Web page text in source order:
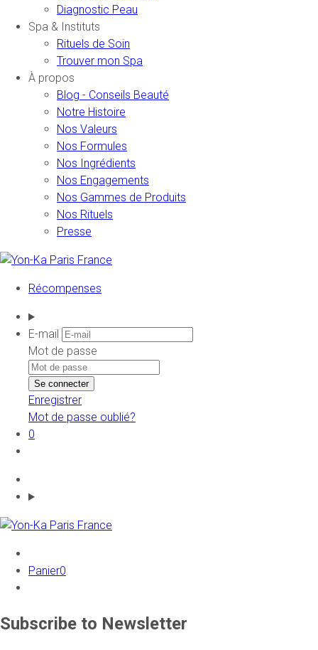
Diagnostic Peau
Spa & Instituts
Rituels de Soin
Trouver mon Spa
À propos
Blog - Conseils Beauté
Notre Histoire
Nos Valeurs
Nos Formules
Nos Ingrédients
Nos Engagements
Nos Gammes de Produits
Nos Rituels
Presse
Récompenses
E-mail
Mot de passe
Enregistrer
Mot de passe oublié?
0
Panier0
Subscribe to Newsletter